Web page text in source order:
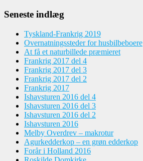
Seneste indlæg
Tyskland-Frankrig 2019
Overnatningssteder for husbilbeboere
At få et naturbillede præmieret
Frankrig 2017 del 4
Frankrig 2017 del 3
Frankrig 2017 del 2
Frankrig 2017
Ishavsturen 2016 del 4
Ishavsturen 2016 del 3
Ishavsturen 2016 del 2
Ishavsturen 2016
Melby Overdrev – makrotur
Agurkedderkop – en grøn edderkop
Forår i Holland 2016